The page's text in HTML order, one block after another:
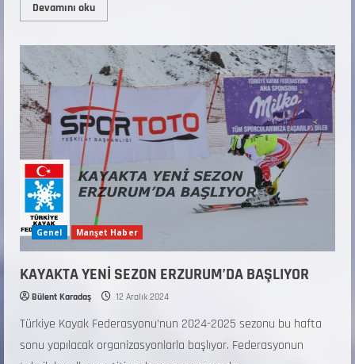
Devamını oku
Genel Manşet Haber
KAYAKTA YENİ SEZON ERZURUM’DA BAŞLIYOR
Bülent Karadaş 12 Aralık 2024
Türkiye Kayak Federasyonu’nun 2024-2025 sezonu bu hafta
sonu yapılacak organizasyonlarla başlıyor. Federasyonun